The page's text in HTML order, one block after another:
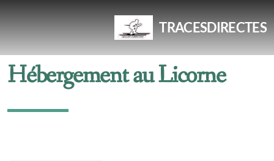
TRACESDIRECTES
Hébergement au Licorne